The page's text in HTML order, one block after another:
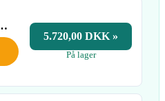
5.720,00 DKK »
På lager